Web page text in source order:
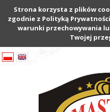
Strona korzysta z plików
zgodnie z Polityką
warunki przechowywania
Twojej